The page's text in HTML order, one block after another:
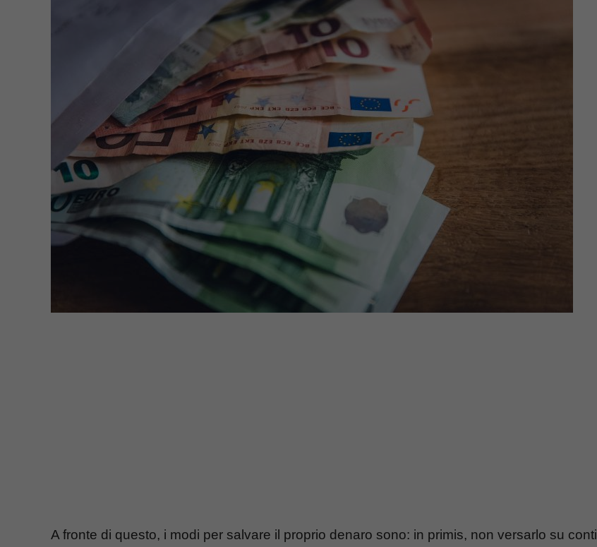
A fronte di questo, i modi per salvare il proprio denaro sono: in primis, non versarlo su conti